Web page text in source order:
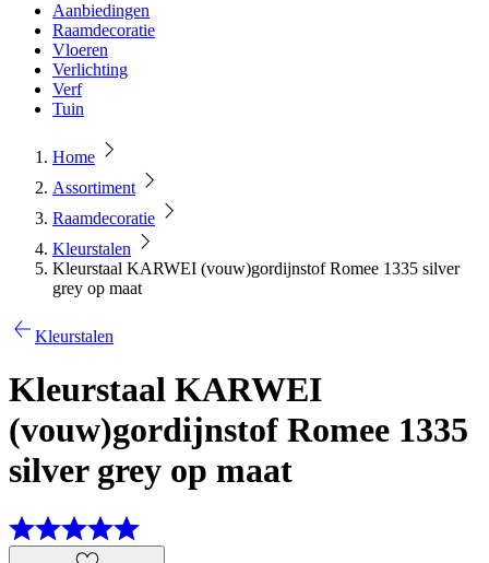
Aanbiedingen
Raamdecoratie
Vloeren
Verlichting
Verf
Tuin
Home
Assortiment
Raamdecoratie
Kleurstalen
Kleurstaal KARWEI (vouw)gordijnstof Romee 1335 silver
grey op maat
Kleurstalen
Kleurstaal KARWEI
(vouw)gordijnstof Romee 1335
silver grey op maat